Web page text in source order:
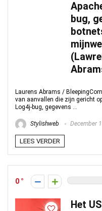
bug,
Laurens Abrams /
van aanvallen die zijn gericht
Log4j-bug, gegevens ...
Stylishweb December
LEES VERDER
0
Het